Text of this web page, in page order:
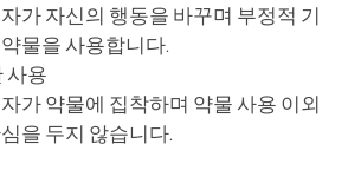
가 자신의 행동을 바꾸며 부정적 기
물을 사용합니다.
사용
가 약물에 집착하며 약물 사용 이외
을 두지 않습니다.